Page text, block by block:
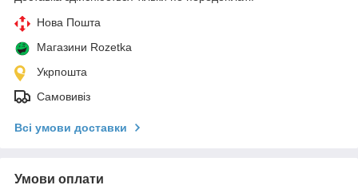
Нова Пошта
Магазини Rozetka
Укрпошта
Самовивіз
Всі умови доставки
Умови оплати